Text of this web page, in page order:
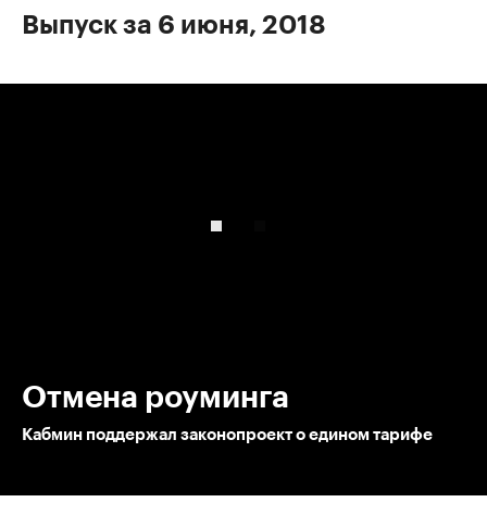
Выпуск за 6 июня, 2018
Отмена роуминга
Кабмин поддержал законопроект о едином тарифе